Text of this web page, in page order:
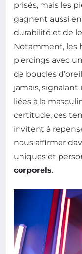
prisés, mais les
gagnent aussi
durabilité et de
Notamment, les
piercings avec
de boucles
jamais,
liées à la
certitude, ces
invitent à
nous affirmer
uniques et
corporels.